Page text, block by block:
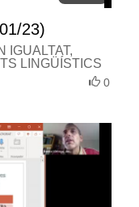
23)
IGUALTAT,
LINGÜÍSTICS
0